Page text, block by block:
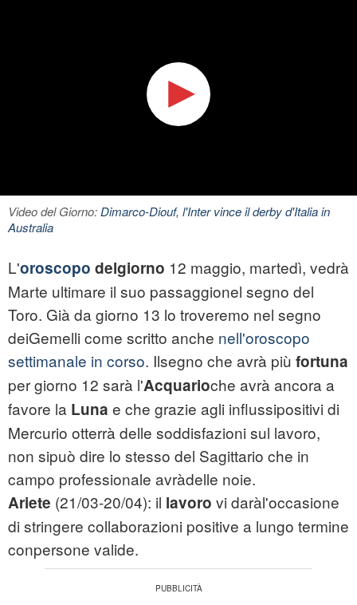
Video del Giorno:Dimarco-Diouf, l'Inter vince il derby d'Italia in
Australia
L'oroscopo delgiorno 12 maggio, martedì, vedrà
Marte ultimare il suo passaggionel segno del
Toro. Già da giorno 13 lo troveremo nel segno
deiGemelli come scritto anche nell'oroscopo
settimanale in corso. Ilsegno che avrà più fortuna
per giorno 12 sarà l'Acquarioche avrà ancora a
favore la Luna e che grazie agli influssipositivi di
Mercurio otterrà delle soddisfazioni sul lavoro,
non sipuò dire lo stesso del Sagittario che in
campo professionale avràdelle noie.
Ariete (21/03-20/04): il lavoro vi daràl'occasione
di stringere collaborazioni positive a lungo termine
conpersone valide.